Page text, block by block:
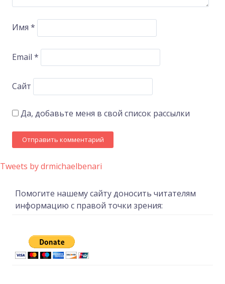
Имя *
Email *
Сайт
Да, добавьте меня в свой список рассылки
Tweets by drmichaelbenari
Помогите нашему сайту доносить читателям
информацию с правой точки зрения: